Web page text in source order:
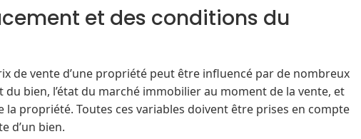
et des conditions du
de vente d’une propriété peut être influencé par de nombreux
du bien, l’état du marché immobilier au moment de la vente, et
la propriété. Toutes ces variables doivent être prises en compte
d’un bien.